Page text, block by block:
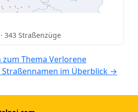
343 Straßenzüge
Thema Verlorene
Straßennamen im Überblick →